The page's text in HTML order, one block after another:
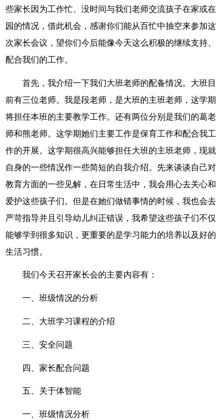
些家长因为工作忙、没时间与我们老师交流孩子在家或在
园的情况，借此机会，感谢你们能从百忙中抽空来参加这
次家长会议，望你们今后能像今天这么积极的继续支持、
配合我们的工作。
首先，我介绍一下我们大班老师的配备情况。大班目
前有三位老师。我是段老师，是大班的主班老师，这学期
将担任本班的主要教学工作。还有两位分别是我们的葛老
师和熊老师。这学期她们主要工作是保育工作和配合我工
作的开展。这学期很高兴能够担任大班的主班老师，现就
自身的一些情况作一些简短的自我介绍。先来谈谈自己对
教育方面的一些见解，在日常生活中，我会用心去关心和
爱护这些孩子们。但是在她们做错事情的时候，我也会去
严苛指导并且引导幼儿纠正错误，我希望这些孩子们不仅
能够学到很多知识，更重要的是学习能力的培养以及好的
生活习惯。
我们今天召开家长会的主要内容有：
一、班级情况的分析
二、大班学习课程的介绍
三、安全问题
四、家长配合问题
五、关于体智能
一、班级情况分析